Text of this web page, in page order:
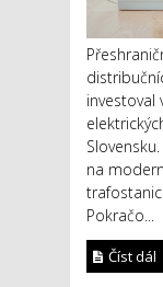
investoval
na
Pokračo...
Číst dál